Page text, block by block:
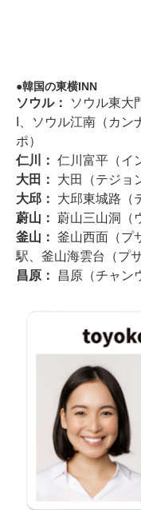
韓国の東横INN
ソウル：
ソウル東大
I、ソウル江南（カ
ポ）
仁川： 仁川富平（イ
大田： 大田（テジョ
大邱： 大邱東城路（
蔚山： 蔚山三山洞（
釜山： 釜山西面（プ
駅、釜山海雲台（プ
昌原：
昌原（チャン